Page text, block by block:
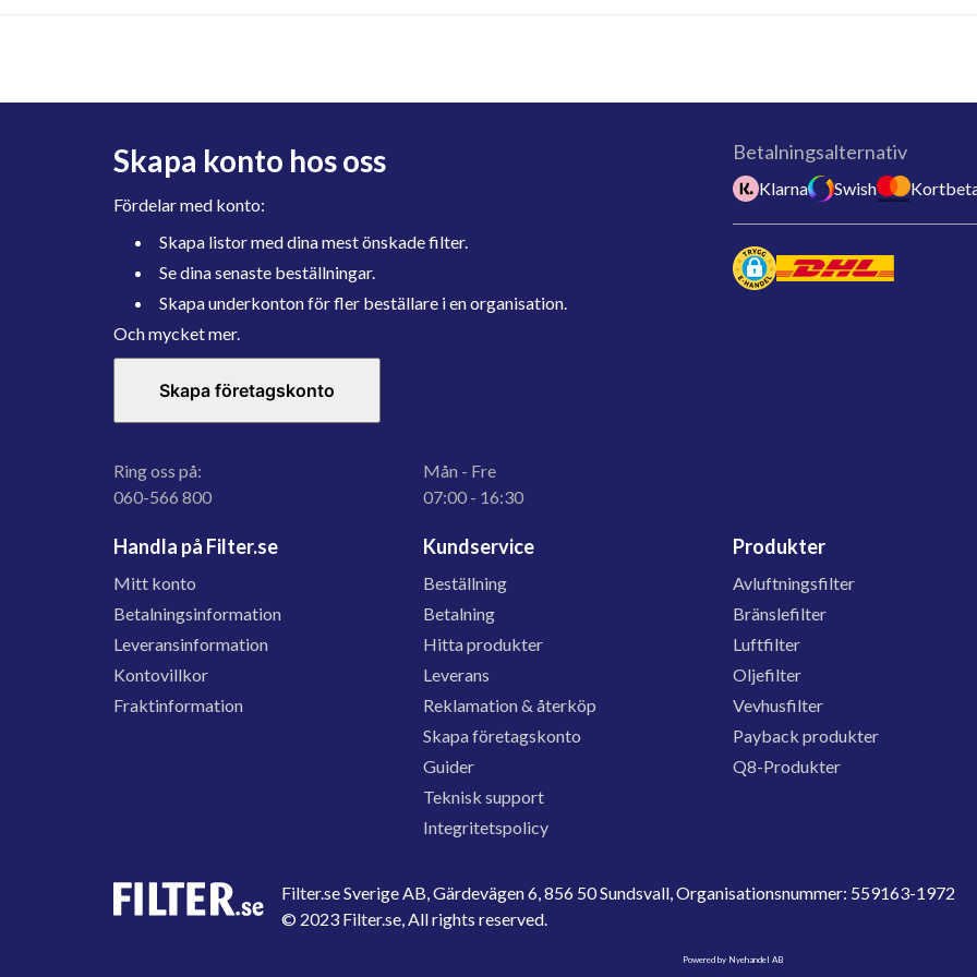
Skapa konto hos oss
Fördelar med konto:
Skapa listor med dina mest önskade filter.
Se dina senaste beställningar.
Skapa underkonton för fler beställare i en organisation.
Och mycket mer.
Skapa företagskonto
Ring oss på:
060-566 800
Mån - Fre
07:00 - 16:30
Betalningsalternativ
Klarna Swish
Handla på Filter.se
Mitt konto
Betalningsinformation
Leveransinformation
Kontovillkor
Fraktinformation
Kundservice
Beställning
Betalning
Hitta produkter
Leverans
Reklamation & återköp
Skapa företagskonto
Guider
Teknisk support
Integritetspolicy
Produkter
Avluftningsfilter
Bränslefilter
Luftfilter
Oljefilter
Vevhusfilter
Payback produkter
Q8-Produkter
Filter.se Sverige AB, Gärdevägen 6, 856 50 Sundsvall, Organisationsnummer: 559163-1972
© 2023 Filter.se, All rights reserved.
Powered by Nyehandel AB